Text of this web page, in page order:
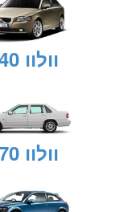
וולוו s40
וולוו s70